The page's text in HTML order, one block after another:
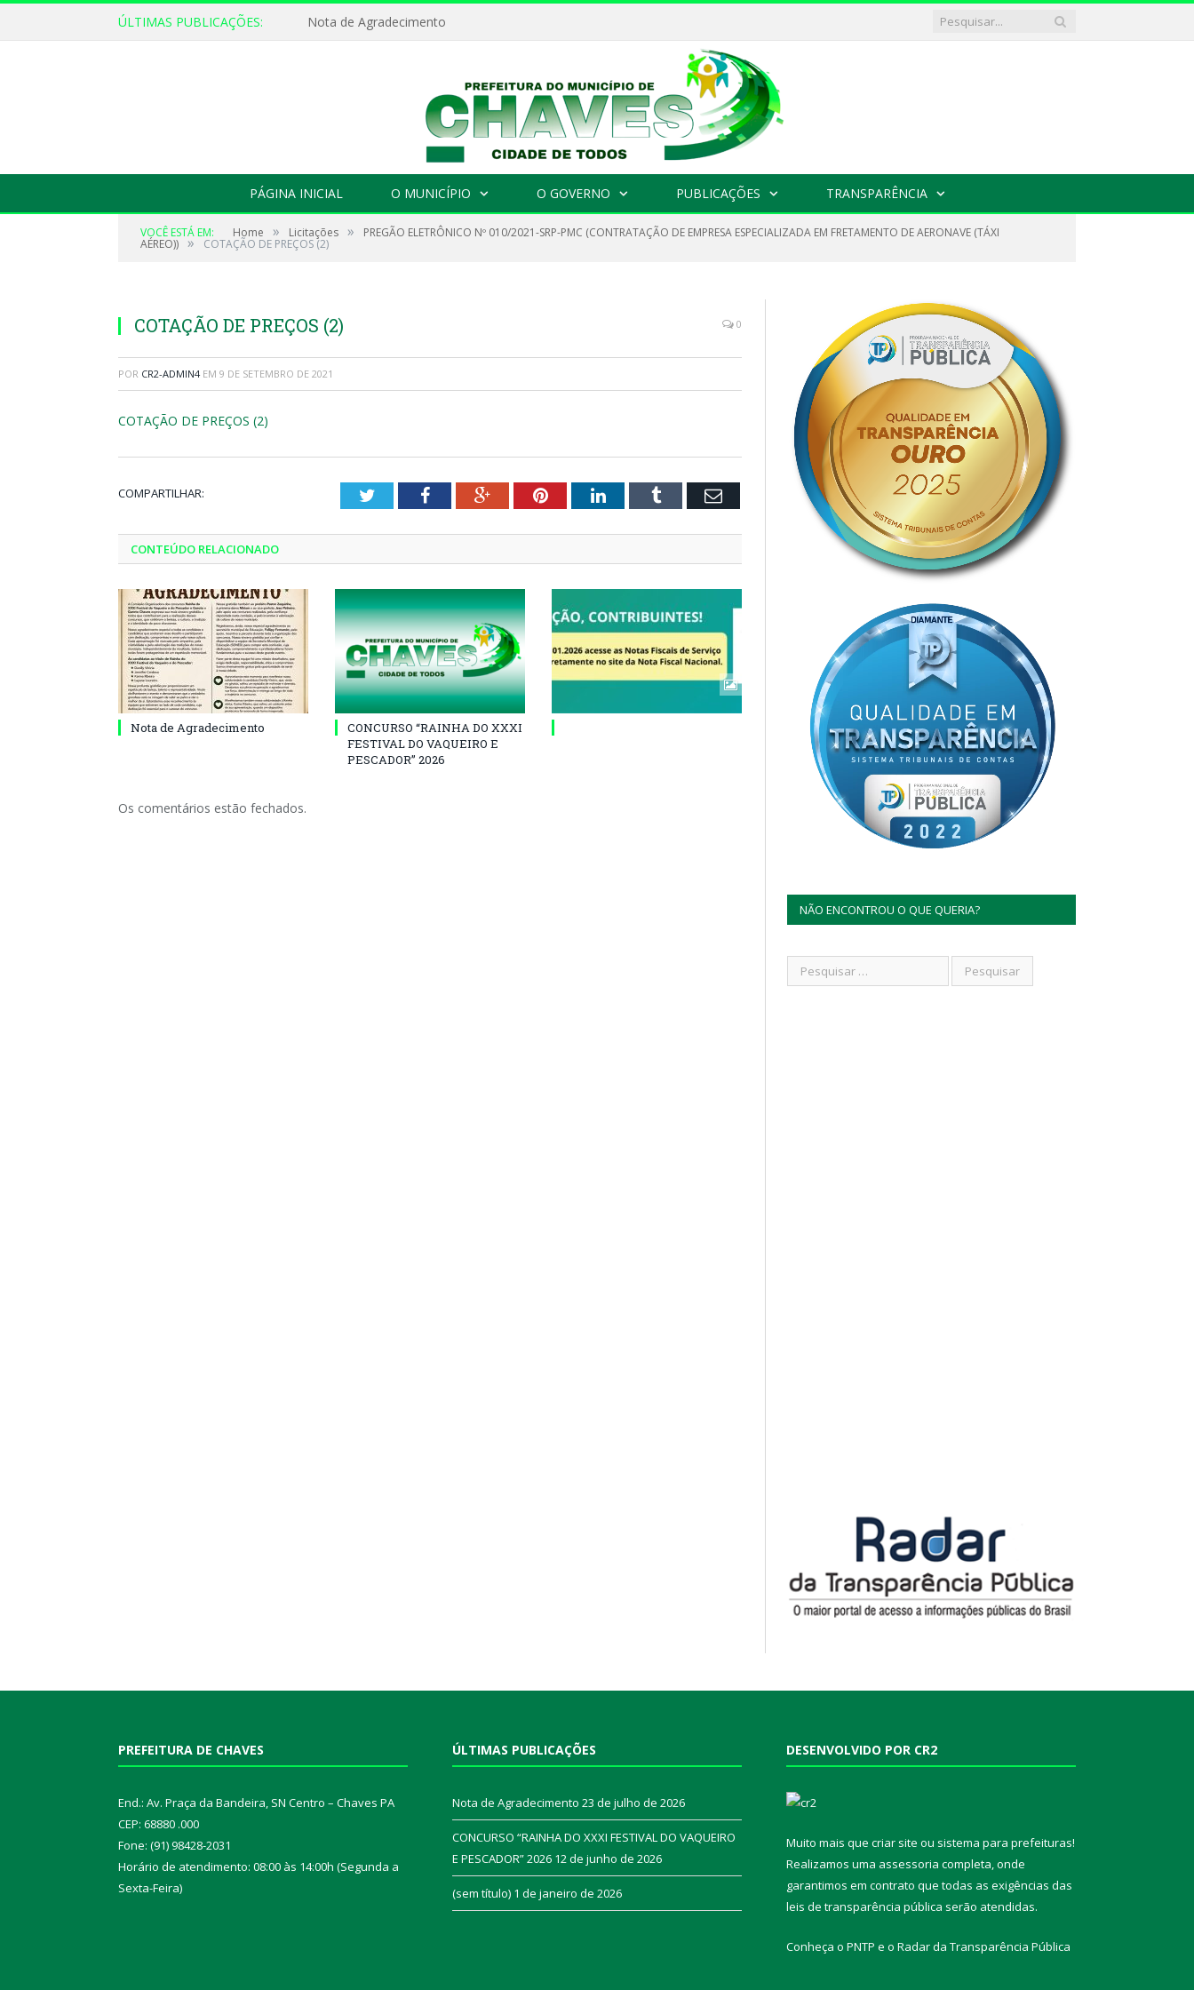
ÚLTIMAS PUBLICAÇÕES: Nota de Agradecimento
PÁGINA INICIAL O MUNICÍPIO O GOVERNO PUBLICAÇÕES TRANSPARÊNCIA
VOCÊ ESTÁ EM: Home » Licitações » PREGÃO ELETRÔNICO Nº 010/2021-SRP-PMC (CONTRATAÇÃO DE EMPRESA ESPECIALIZADA EM FRETAMENTO DE AERONAVE (TÁXI
AÉREO)) » COTAÇÃO DE PREÇOS (2)
COTAÇÃO DE PREÇOS (2) 0
POR CR2-ADMIN4 EM 9 DE SETEMBRO DE 2021
COTAÇÃO DE PREÇOS (2)
COMPARTILHAR: TwitterFacebookGoogle+PinterestLinkedInTumblr Email
CONTEÚDO RELACIONADO
Nota de Agradecimento
CONCURSO “RAINHA DO XXXI
FESTIVAL DO VAQUEIRO E
PESCADOR” 2026
Os comentários estão fechados.
NÃO ENCONTROU O QUE QUERIA?
PREFEITURA DE CHAVES
End.: Av. Praça da Bandeira, SN Centro – Chaves PA
CEP: 68880 .000
Fone: (91) 98428-2031
Horário de atendimento: 08:00 às 14:00h (Segunda a
Sexta-Feira)
ÚLTIMAS PUBLICAÇÕES
Nota de Agradecimento 23 de julho de 2026
CONCURSO “RAINHA DO XXXI FESTIVAL DO VAQUEIRO
E PESCADOR” 2026 12 de junho de 2026
(sem título) 1 de janeiro de 2026
DESENVOLVIDO POR CR2
Muito mais que criar site ou sistema para prefeituras!
Realizamos uma assessoria completa, onde
garantimos em contrato que todas as exigências das
leis de transparência pública serão atendidas.
Conheça o PNTP e o Radar da Transparência Pública